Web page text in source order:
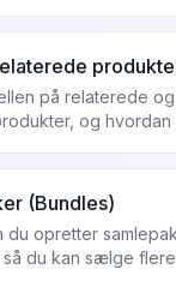
på relaterede
og
(Bundles)
du opretter
så du kan sælge